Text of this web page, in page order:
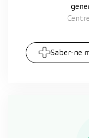
Saber-ne